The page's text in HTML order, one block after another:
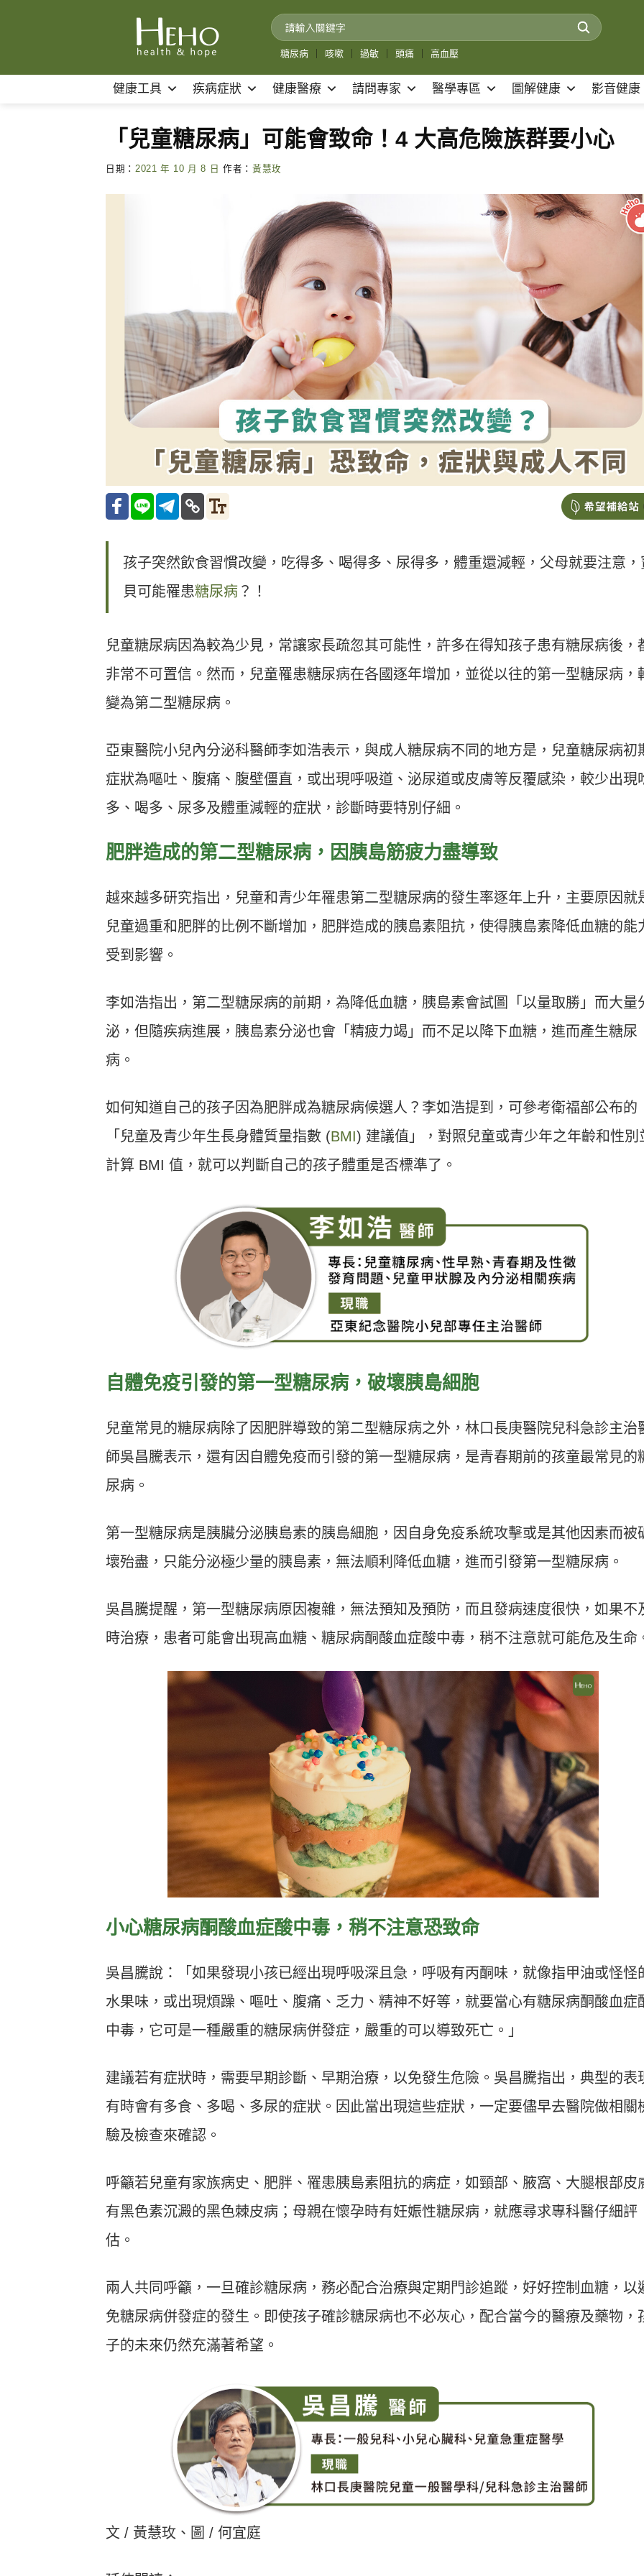
糖尿病 咳嗽 過敏 頭痛 高血壓
健康工具 疾病症狀 健康醫療 請問專家 醫學專區 圖解健康 影音健康
「兒童糖尿病」可能會致命！4 大高危險族群要小心
日期： 2021 年 10 月 8 日 作者： 黃慧玫
孩子突然飲食習慣改變，吃得多、喝得多、尿得多，體重還減輕，父母就要注意，
貝可能罹患糖尿病 ？！
兒童糖尿病因為較為少見，常讓家長疏忽其可能性，許多在得知孩子患有糖尿病後，
非常不可置信。然而，兒童罹患糖尿病在各國逐年增加，並從以往的第一型糖尿病，
變為第二型糖尿病。
亞東醫院小兒內分泌科醫師李如浩表示，與成人糖尿病不同的地方是，兒童糖尿病初
症狀為嘔吐、腹痛、腹壁僵直，或出現呼吸道、泌尿道或皮膚等反覆感染，較少出現
多、喝多、尿多及體重減輕的症狀，診斷時要特別仔細。
肥胖造成的第二型糖尿病，因胰島筋疲力盡導致
越來越多研究指出，兒童和青少年罹患第二型糖尿病的發生率逐年上升，主要原因就
兒童過重和肥胖的比例不斷增加，肥胖造成的胰島素阻抗，使得胰島素降低血糖的能
受到影響。
李如浩指出，第二型糖尿病的前期，為降低血糖，胰島素會試圖「以量取勝」而大量
泌，但隨疾病進展，胰島素分泌也會「精疲力竭」而不足以降下血糖，進而產生糖尿
病。
如何知道自己的孩子因為肥胖成為糖尿病候選人？李如浩提到，可參考衛福部公布的
「兒童及青少年生長身體質量指數 (BMI) 建議值」，對照兒童或青少年之年齡和性別
計算 BMI 值，就可以判斷自己的孩子體重是否標準了。
自體免疫引發的第一型糖尿病，破壞胰島細胞
兒童常見的糖尿病除了因肥胖導致的第二型糖尿病之外，林口長庚醫院兒科急診主治
師吳昌騰表示，還有因自體免疫而引發的第一型糖尿病，是青春期前的孩童最常見的
尿病。
第一型糖尿病是胰臟分泌胰島素的胰島細胞，因自身免疫系統攻擊或是其他因素而被
壞殆盡，只能分泌極少量的胰島素，無法順利降低血糖，進而引發第一型糖尿病。
吳昌騰提醒，第一型糖尿病原因複雜，無法預知及預防，而且發病速度很快，如果不
時治療，患者可能會出現高血糖、糖尿病酮酸血症酸中毒，稍不注意就可能危及生命
小心糖尿病酮酸血症酸中毒，稍不注意恐致命
吳昌騰說：「如果發現小孩已經出現呼吸深且急，呼吸有丙酮味，就像指甲油或怪怪
水果味，或出現煩躁、嘔吐、腹痛、乏力、精神不好等，就要當心有糖尿病酮酸血症
中毒，它可是一種嚴重的糖尿病併發症，嚴重的可以導致死亡。」
建議若有症狀時，需要早期診斷、早期治療，以免發生危險。吳昌騰指出，典型的表
有時會有多食、多喝、多尿的症狀。因此當出現這些症狀，一定要儘早去醫院做相關
驗及檢查來確認。
呼籲若兒童有家族病史、肥胖、罹患胰島素阻抗的病症，如頸部、腋窩、大腿根部皮
有黑色素沉澱的黑色棘皮病；母親在懷孕時有妊娠性糖尿病，就應尋求專科醫仔細評
估。
兩人共同呼籲，一旦確診糖尿病，務必配合治療與定期門診追蹤，好好控制血糖，以
免糖尿病併發症的發生。即使孩子確診糖尿病也不必灰心，配合當今的醫療及藥物，
子的未來仍然充滿著希望。
文 / 黃慧玫、圖 / 何宜庭